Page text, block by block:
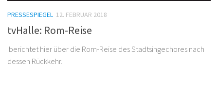
PRESSESPIEGEL 12. FEBRUAR 2018
tvHalle: Rom-Reise
berichtet hier über die Rom-Reise des Stadtsingechores nach
dessen Rückkehr.